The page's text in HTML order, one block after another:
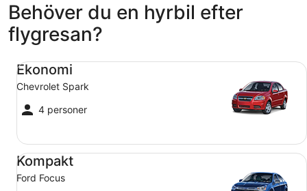
Behöver du en hyrbil efter
flygresan?
Ekonomi
Chevrolet Spark
4 personer
Ekonomi Chevrolet Spark
Kompakt
Ford Focus
Kompakt Ford Focus